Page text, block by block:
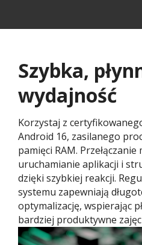
Szybka,
wydajność
Korzystaj z
Android 16, zasilanego
pamięci RAM.
uruchamianie aplikacji i
dzięki szybkiej reakcji.
systemu zapewniają
optymalizację, wspierając
bardziej produktywne